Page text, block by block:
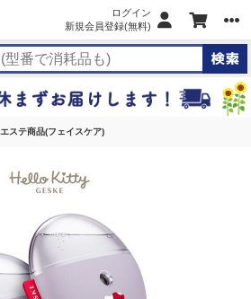
ログイン
新規会員登録(無料)
エステ商品(フェイスケア)